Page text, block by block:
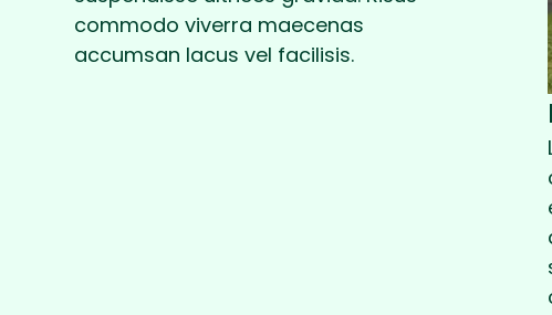
commodo viverra maecenas
accumsan lacus vel facilisis.